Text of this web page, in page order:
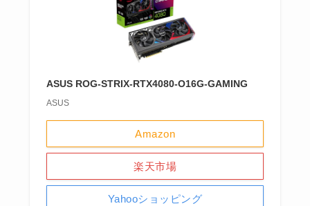
ASUS ROG-STRIX-RTX4080-O16G-GAMING
ASUS
Amazon
楽天市場
Yahooショッピング